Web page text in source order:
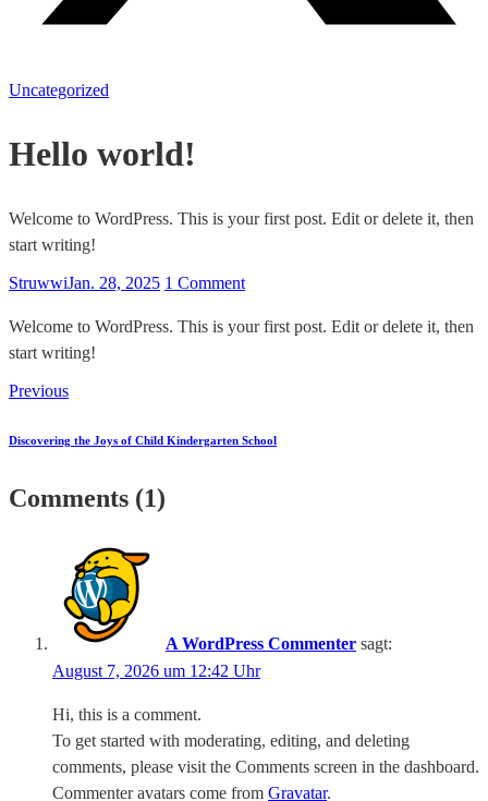
Uncategorized
Hello world!
Welcome to WordPress. This is your first post. Edit or delete it, then
start writing!
StruwwiJan. 28, 2025 1 Comment
Welcome to WordPress. This is your first post. Edit or delete it, then
start writing!
Previous
Discovering the Joys of Child Kindergarten School
Comments (1)
A WordPress Commenter sagt:
August 7, 2026 um 12:42 Uhr
Hi, this is a comment.
To get started with moderating, editing, and deleting
comments, please visit the Comments screen in the dashboard.
Commenter avatars come from Gravatar.